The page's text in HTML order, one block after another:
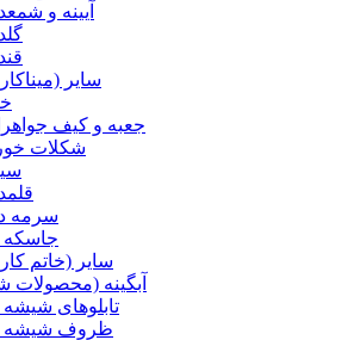
آیینه و
سایر
جعبه و کیف
شکلات
سرمه
جاسکه
سایر (خاتم
آبگینه
تابلوهای
ظروف شیشه